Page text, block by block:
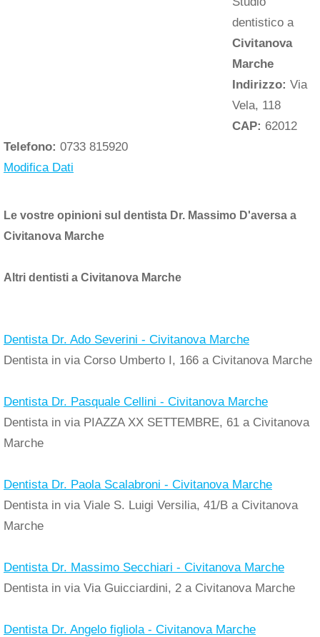
dentistico a
Civitanova
Marche
Indirizzo: Via
Vela, 118
CAP: 62012
Telefono: 0733 815920
Modifica Dati
Le vostre opinioni sul dentista Dr. Massimo D'aversa a
Civitanova Marche
Altri dentisti a Civitanova Marche
Dentista Dr. Ado Severini - Civitanova Marche
Dentista in via Corso Umberto I, 166 a Civitanova Marche
Dentista Dr. Pasquale Cellini - Civitanova Marche
Dentista in via PIAZZA XX SETTEMBRE, 61 a Civitanova
Marche
Dentista Dr. Paola Scalabroni - Civitanova Marche
Dentista in via Viale S. Luigi Versilia, 41/B a Civitanova
Marche
Dentista Dr. Massimo Secchiari - Civitanova Marche
Dentista in via Via Guicciardini, 2 a Civitanova Marche
Dentista Dr. Angelo figliola - Civitanova Marche